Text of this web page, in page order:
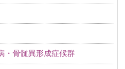
骨髄異形成症候群